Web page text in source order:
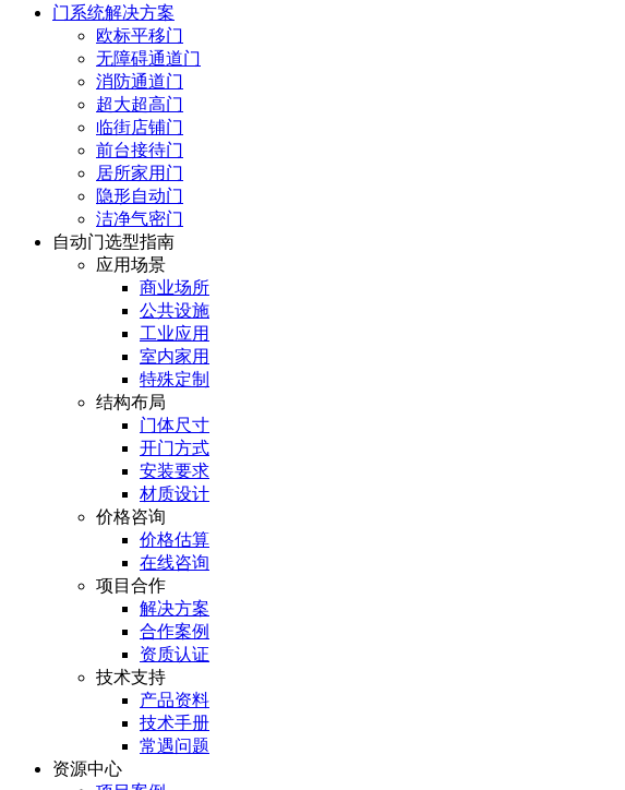
门系统解决方案
欧标平移门
无障碍通道门
消防通道门
超大超高门
临街店铺门
前台接待门
居所家用门
隐形自动门
洁净气密门
自动门选型指南
应用场景
商业场所
公共设施
工业应用
室内家用
特殊定制
结构布局
门体尺寸
开门方式
安装要求
材质设计
价格咨询
价格估算
在线咨询
项目合作
解决方案
合作案例
资质认证
技术支持
产品资料
技术手册
常遇问题
资源中心